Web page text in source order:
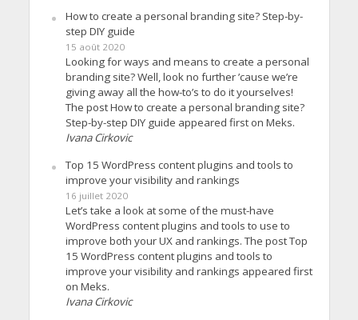
How to create a personal branding site? Step-by-
step DIY guide
15 août 2020
Looking for ways and means to create a personal
branding site? Well, look no further ’cause we’re
giving away all the how-to’s to do it yourselves!
The post How to create a personal branding site?
Step-by-step DIY guide appeared first on Meks.
Ivana Cirkovic
Top 15 WordPress content plugins and tools to
improve your visibility and rankings
16 juillet 2020
Let’s take a look at some of the must-have
WordPress content plugins and tools to use to
improve both your UX and rankings. The post Top
15 WordPress content plugins and tools to
improve your visibility and rankings appeared first
on Meks.
Ivana Cirkovic